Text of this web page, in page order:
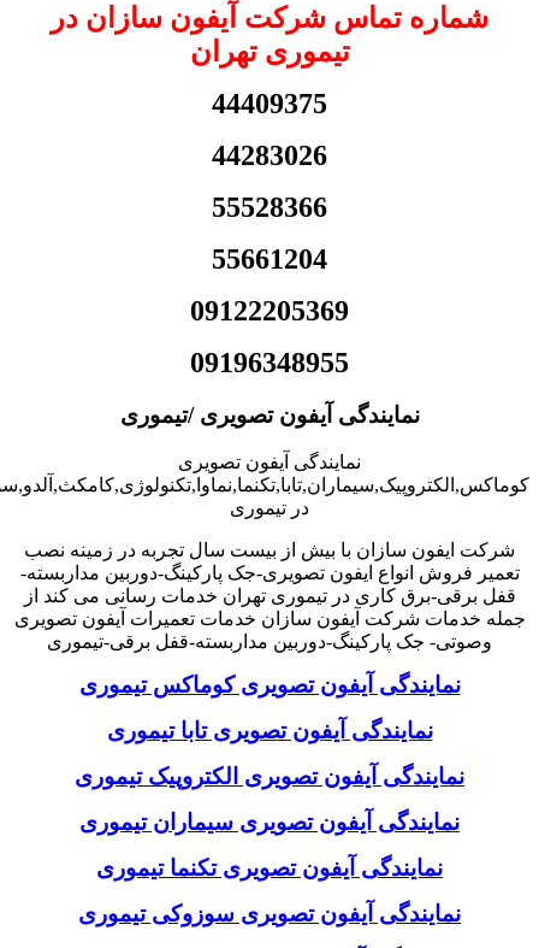
شماره تماس شرکت آیفون سازان در
تیموری تهران
44409375
44283026
55528366
55661204
09122205369
09196348955
نمایندگی آیفون تصویری /تیموری
نمایندگی آیفون تصویری
در تیموری
شرکت ایفون سازان با بیش از بیست سال تجربه در زمینه نصب
تعمیر فروش انواع ایفون تصویری-جک پارکینگ-دوربین مداربسته-
قفل برقی-برق کاری در تیموری تهران خدمات رسانی می کند از
جمله خدمات شرکت آیفون سازان خدمات تعمیرات آیفون تصویری
وصوتی- جک پارکینگ-دوربین مداربسته-قفل برقی-تیموری
نمایندگی آیفون تصویری کوماکس تیموری
نمایندگی آیفون تصویری تابا تیموری
نمایندگی آیفون تصویری الکتروپیک تیموری
نمایندگی آیفون تصویری سیماران تیموری
نمایندگی آیفون تصویری تکنما تیموری
نمایندگی آیفون تصویری سوزوکی تیموری